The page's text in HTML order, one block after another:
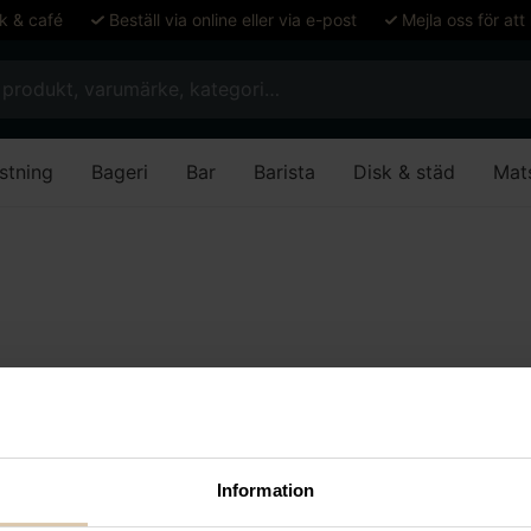
Information
& café Beställ via online eller via e-post Mejla oss för att
Bageri Bar Barista Disk & städ
som motsvarar ditt val.